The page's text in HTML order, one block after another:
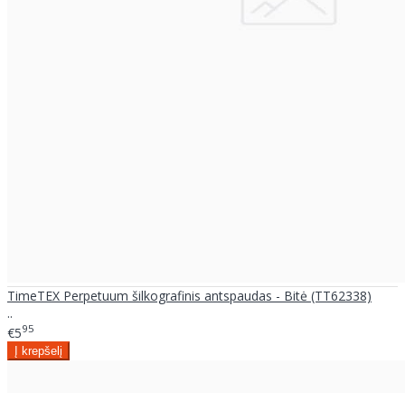
TimeTEX Perpetuum šilkografinis antspaudas - Bitė (TT62338)
..
€595